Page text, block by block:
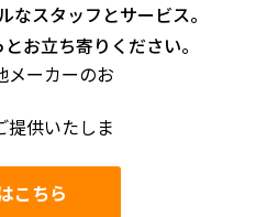
なスタッフとサービス。
お立ち寄りください。
メーカーのお
提供いたしま
こちら